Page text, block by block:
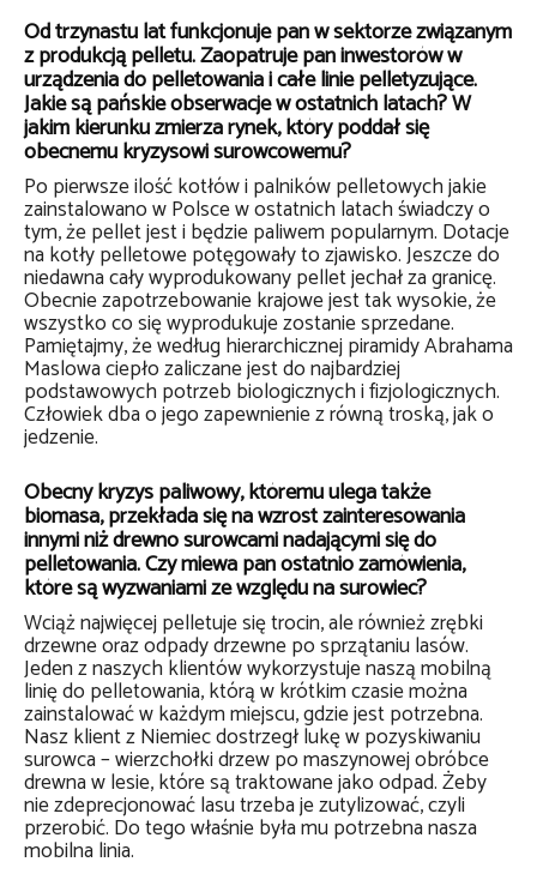
Od trzynastu lat funkcjonuje pan w sektorze związanym
z produkcją pelletu. Zaopatruje pan inwestorów w
urządzenia do pelletowania i całe linie pelletyzujące.
Jakie są pańskie obserwacje w ostatnich latach? W
jakim kierunku zmierza rynek, który poddał się
obecnemu kryzysowi surowcowemu?
Po pierwsze ilość kotłów i palników pelletowych jakie
zainstalowano w Polsce w ostatnich latach świadczy o
tym, że pellet jest i będzie paliwem popularnym. Dotacje
na kotły pelletowe potęgowały to zjawisko. Jeszcze do
niedawna cały wyprodukowany pellet jechał za granicę.
Obecnie zapotrzebowanie krajowe jest tak wysokie, że
wszystko co się wyprodukuje zostanie sprzedane.
Pamiętajmy, że według hierarchicznej piramidy Abrahama
Maslowa ciepło zaliczane jest do najbardziej
podstawowych potrzeb biologicznych i fizjologicznych.
Człowiek dba o jego zapewnienie z równą troską, jak o
jedzenie.
Obecny kryzys paliwowy, któremu ulega także
biomasa, przekłada się na wzrost zainteresowania
innymi niż drewno surowcami nadającymi się do
pelletowania. Czy miewa pan ostatnio zamówienia,
które są wyzwaniami ze względu na surowiec?
Wciąż najwięcej pelletuje się trocin, ale również zrębki
drzewne oraz odpady drzewne po sprzątaniu lasów.
Jeden z naszych klientów wykorzystuje naszą mobilną
linię do pelletowania, którą w krótkim czasie można
zainstalować w każdym miejscu, gdzie jest potrzebna.
Nasz klient z Niemiec dostrzegł lukę w pozyskiwaniu
surowca – wierzchołki drzew po maszynowej obróbce
drewna w lesie, które są traktowane jako odpad. Żeby
nie zdeprecjonować lasu trzeba je zutylizować, czyli
przerobić. Do tego właśnie była mu potrzebna nasza
mobilna linia.